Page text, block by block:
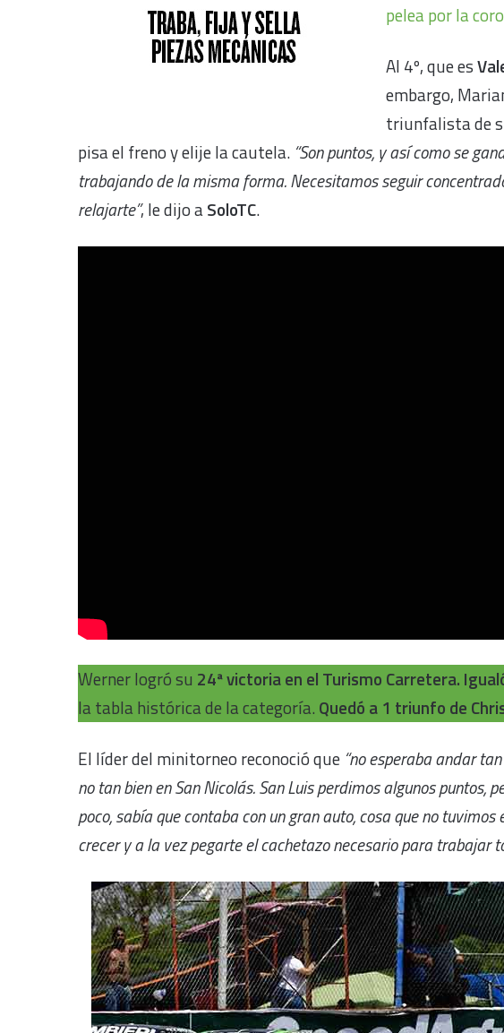
pelea por la
Al 4º, que es
embargo,
triunfalista de
pisa el freno y elije la cautela. “Son puntos, y así como se
trabajando de la misma forma. Necesitamos seguir
relajarte”, le dijo aSoloTC.
Werner logró su 24ª victoria en el Turismo Carretera.
la tabla histórica de la categoría. Quedó a 1 triunfo de
El líder del minitorneo reconoció que “no esperaba andar
no tan bien en San Nicolás. San Luis perdimos algunos
poco, sabía que contaba con un gran auto, cosa que no tuvimos
crecer y a la vez pegarte el cachetazo necesario para trabajar